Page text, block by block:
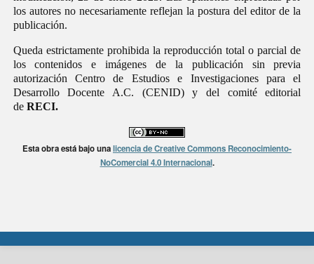
los autores no necesariamente reflejan la postura del editor de la
publicación.
Queda estrictamente prohibida la reproducción total o parcial de
los contenidos e imágenes de la publicación sin previa
autorización Centro de Estudios e Investigaciones para el
Desarrollo Docente A.C. (CENID) y del comité editorial
de RECI.
Esta obra está bajo unalicencia de Creative Commons Reconocimiento-
NoComercial 4.0 Internacional.